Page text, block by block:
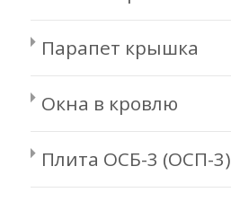
Парапет крышка
Окна в кровлю
Плита ОСБ-3 (ОСП-3)